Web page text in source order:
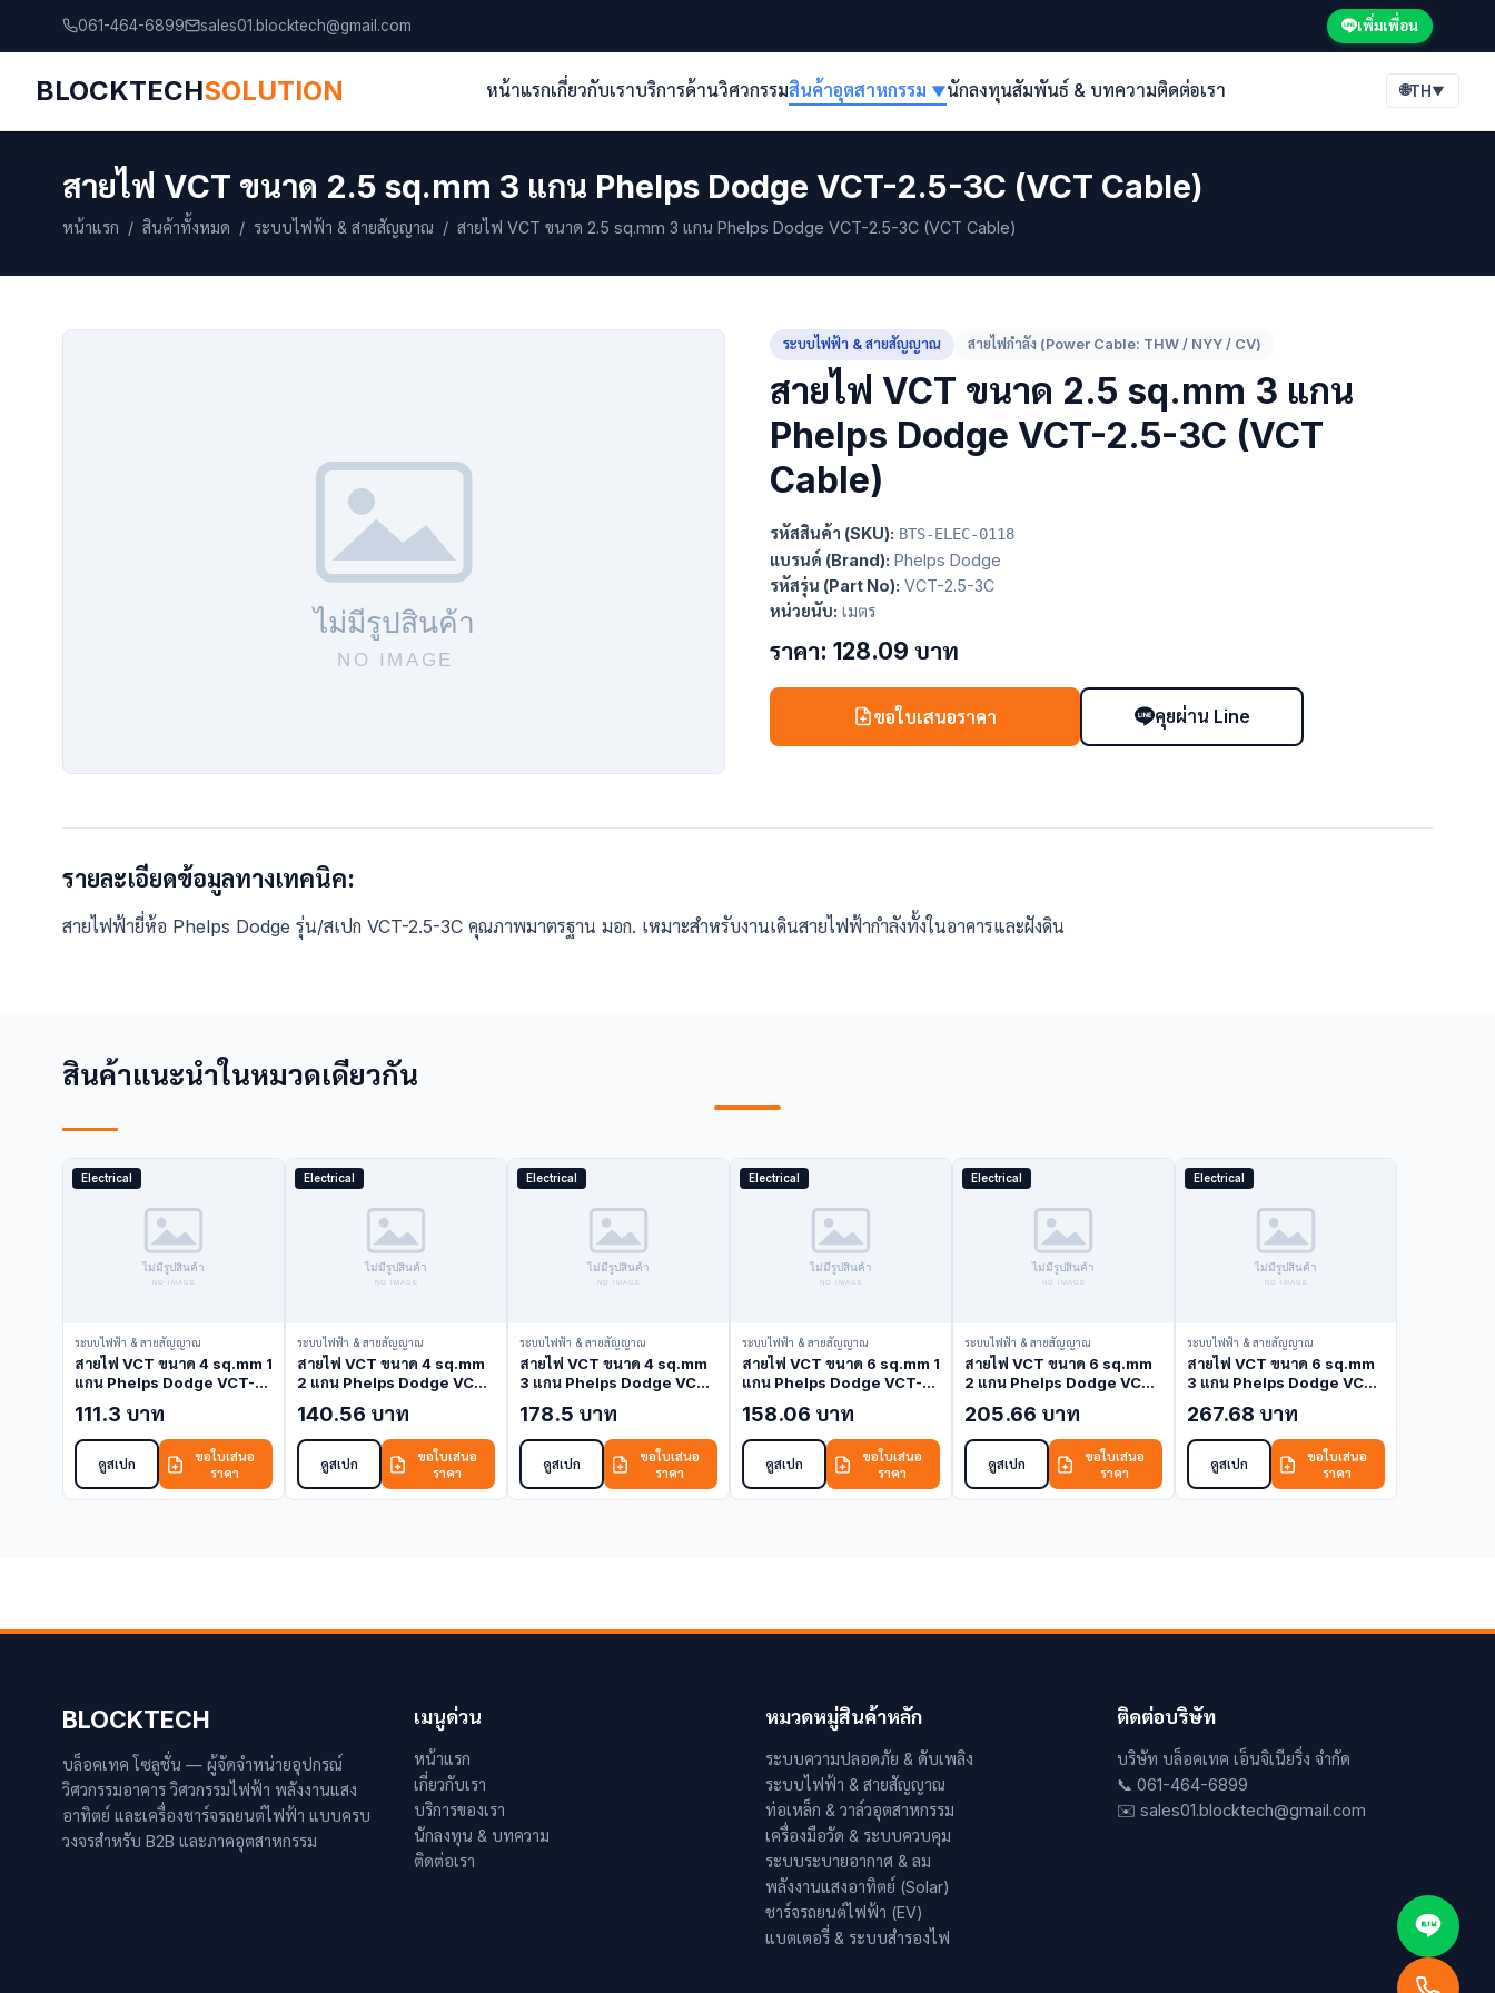
061-464-6899 sales01.blocktech@gmail.com เพิ่มเพื่อน
BLOCKTECHSOLUTION หน้าแรกเกี่ยวกับเราบริการด้านวิศวกรรมสินค้าอุตสาหกรรม ▼นักลงทุนสัมพันธ์ & บทความติดต่อเรา 🌐TH▼
สายไฟ VCT ขนาด 2.5 sq.mm 3 แกน Phelps Dodge VCT-2.5-3C (VCT Cable)
หน้าแรก / สินค้าทั้งหมด / ระบบไฟฟ้า & สายสัญญาณ / สายไฟ VCT ขนาด 2.5 sq.mm 3 แกน Phelps Dodge VCT-2.5-3C (VCT Cable)
ระบบไฟฟ้า & สายสัญญาณ สายไฟกำลัง (Power Cable: THW / NYY / CV)
สายไฟ VCT ขนาด 2.5 sq.mm 3 แกน
Phelps Dodge VCT-2.5-3C (VCT
Cable)
รหัสสินค้า (SKU): BTS-ELEC-0118
แบรนด์ (Brand): Phelps Dodge
รหัสรุ่น (Part No): VCT-2.5-3C
หน่วยนับ: เมตร
ราคา: 128.09 บาท
ขอใบเสนอราคา คุยผ่าน Line
รายละเอียดข้อมูลทางเทคนิค:
สายไฟฟ้ายี่ห้อ Phelps Dodge รุ่น/สเปก VCT-2.5-3C คุณภาพมาตรฐาน มอก. เหมาะสำหรับงานเดินสายไฟฟ้ากำลังทั้งในอาคารและฝังดิน
สินค้าแนะนำในหมวดเดียวกัน
Electrical
ระบบไฟฟ้า & สายสัญญาณ
สายไฟ VCT ขนาด 4 sq.mm 1
แกน Phelps Dodge VCT-4-
111.3 บาท
ดูสเปก
ขอใบเสนอ
ราคา
Electrical
ระบบไฟฟ้า & สายสัญญาณ
สายไฟ VCT ขนาด 4 sq.mm
2 แกน Phelps Dodge VCT-
140.56 บาท
ดูสเปก
ขอใบเสนอ
ราคา
Electrical
ระบบไฟฟ้า & สายสัญญาณ
สายไฟ VCT ขนาด 4 sq.mm
3 แกน Phelps Dodge VCT-
178.5 บาท
ดูสเปก
ขอใบเสนอ
ราคา
Electrical
ระบบไฟฟ้า & สายสัญญาณ
สายไฟ VCT ขนาด 6 sq.mm 1
แกน Phelps Dodge VCT-6-
158.06 บาท
ดูสเปก
ขอใบเสนอ
ราคา
Electrical
ระบบไฟฟ้า & สายสัญญาณ
สายไฟ VCT ขนาด 6 sq.mm
2 แกน Phelps Dodge VCT-
205.66 บาท
ดูสเปก
ขอใบเสนอ
ราคา
Electrical
ระบบไฟฟ้า & สายสัญญาณ
สายไฟ VCT ขนาด 6 sq.mm
3 แกน Phelps Dodge VCT-
267.68 บาท
ดูสเปก
ขอใบเสนอ
ราคา
BLOCKTECH
บล็อคเทค โซลูชั่น — ผู้จัดจำหน่ายอุปกรณ์
วิศวกรรมอาคาร วิศวกรรมไฟฟ้า พลังงานแสง
อาทิตย์ และเครื่องชาร์จรถยนต์ไฟฟ้า แบบครบ
วงจรสำหรับ B2B และภาคอุตสาหกรรม
เมนูด่วน
หน้าแรก
เกี่ยวกับเรา
บริการของเรา
นักลงทุน & บทความ
ติดต่อเรา
หมวดหมู่สินค้าหลัก
ระบบความปลอดภัย & ดับเพลิง
ระบบไฟฟ้า & สายสัญญาณ
ท่อเหล็ก & วาล์วอุตสาหกรรม
เครื่องมือวัด & ระบบควบคุม
ระบบระบายอากาศ & ลม
พลังงานแสงอาทิตย์ (Solar)
ชาร์จรถยนต์ไฟฟ้า (EV)
แบตเตอรี่ & ระบบสำรองไฟ
ติดต่อบริษัท
บริษัท บล็อคเทค เอ็นจิเนียริ่ง จำกัด
📞 061-464-6899
✉️ sales01.blocktech@gmail.com